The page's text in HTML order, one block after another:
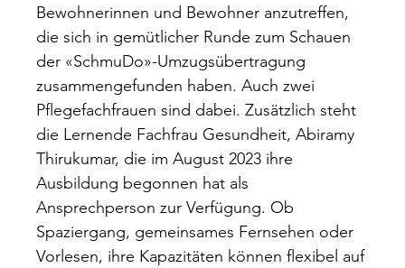
Bewohnerinnen und Bewohner anzutreffen,
die sich in gemütlicher Runde zum Schauen
der «SchmuDo»-Umzugsübertragung
zusammengefunden haben. Auch zwei
Pflegefachfrauen sind dabei. Zusätzlich steht
die Lernende Fachfrau Gesundheit, Abiramy
Thirukumar, die im August 2023 ihre
Ausbildung begonnen hat als
Ansprechperson zur Verfügung. Ob
Spaziergang, gemeinsames Fernsehen oder
Vorlesen, ihre Kapazitäten können flexibel auf